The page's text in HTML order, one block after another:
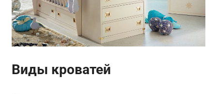
Виды кроватей